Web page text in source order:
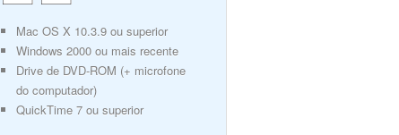
Mac OS X 10.3.9 ou superior
Windows 2000 ou mais recente
Drive de DVD-ROM (+ microfone
do computador)
QuickTime 7 ou superior